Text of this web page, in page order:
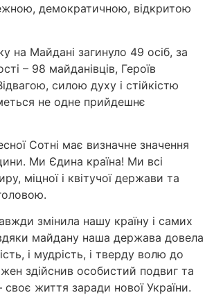
демократичною, відкритою
на Майдані загинуло 49 осіб, за
– 98 майданівців, Героїв
силою духу і стійкістю
не одне прийдешнє
Сотні має визначне значення
Ми Єдина країна! Ми всі
міцної і квітучої держави та
змінила нашу країну і самих
майдану наша держава довела
і мудрість, і тверду волю до
здійснив особистий подвиг та
своє життя заради нової України.